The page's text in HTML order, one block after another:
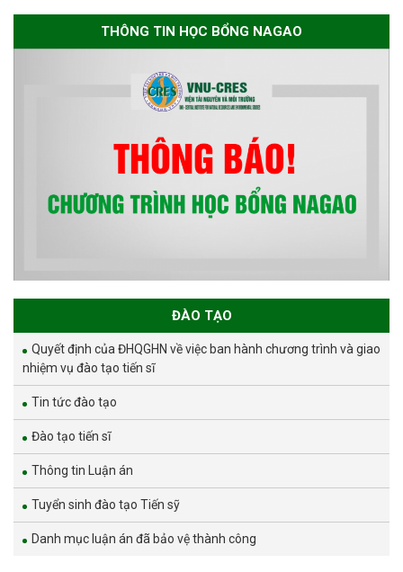
THÔNG TIN HỌC BỔNG NAGAO
ĐÀO TẠO
Quyết định của ĐHQGHN về việc ban hành chương trình và giao
nhiệm vụ đào tạo tiến sĩ
Tin tức đào tạo
Đào tạo tiến sĩ
Thông tin Luận án
Tuyển sinh đào tạo Tiến sỹ
Danh mục luận án đã bảo vệ thành công